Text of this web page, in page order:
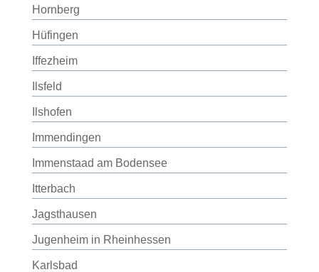
Hornberg
Hüfingen
Iffezheim
Ilsfeld
Ilshofen
Immendingen
Immenstaad am Bodensee
Itterbach
Jagsthausen
Jugenheim in Rheinhessen
Karlsbad